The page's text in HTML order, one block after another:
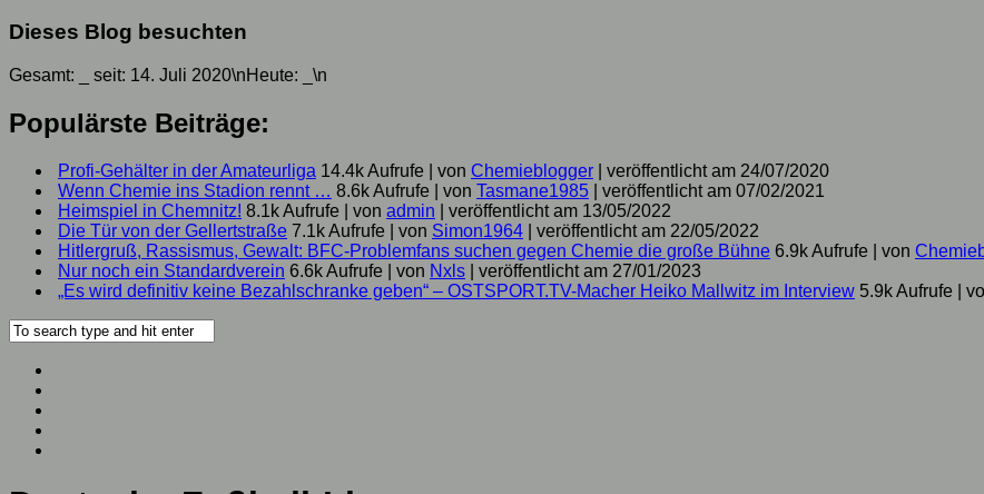
Dieses Blog besuchten
Gesamt: seit: 14. Juli 2020\nHeute: \n
Populärste Beiträge:
Profi-Gehälter in der Amateurliga 14.4k Aufrufe von Chemieblogger
veröffentlicht am 24/07/2020
Wenn Chemie ins Stadion rennt … 8.6k Aufrufe von Tasmane1985
veröffentlicht am 07/02/2021
Heimspiel in Chemnitz! 8.1k Aufrufe von admin
veröffentlicht am 13/05/2022
Die Tür von der Gellertstraße 7.1k Aufrufe von Simon1964
veröffentlicht am 22/05/2022
Hitlergruß, Rassismus, Gewalt: BFC-Problemfans suchen gegen Chemie die große Bühne 6.9k Aufrufe von
Nur noch ein Standardverein 6.6k Aufrufe von Nxls
veröffentlicht am 27/01/2023
„Es wird definitiv keine Bezahlschranke geben“ – OSTSPORT.TV-Macher Heiko Mallwitz im Interview 5.9k Aufrufe